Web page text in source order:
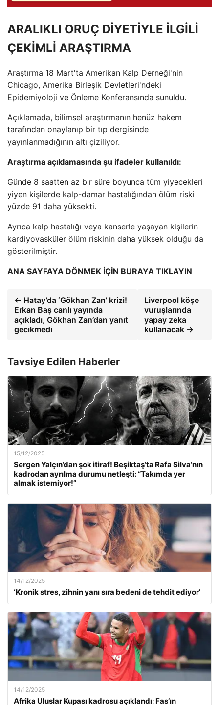
ARALIKLI ORUÇ DİYETİYLE İLGİLİ
ÇEKİMLİ ARAŞTIRMA
Araştırma 18 Mart'ta Amerikan Kalp Derneği'nin
Chicago, Amerika Birleşik Devletleri'ndeki
Epidemiyoloji ve Önleme Konferansında sunuldu.
Açıklamada, bilimsel araştırmanın henüz hakem
tarafından onaylanıp bir tıp dergisinde
yayınlanmadığının altı çiziliyor.
Araştırma açıklamasında şu ifadeler kullanıldı:
Günde 8 saatten az bir süre boyunca tüm yiyecekleri
yiyen kişilerde kalp-damar hastalığından ölüm riski
yüzde 91 daha yüksekti.
Ayrıca kalp hastalığı veya kanserle yaşayan kişilerin
kardiyovasküler ölüm riskinin daha yüksek olduğu da
gösterilmiştir.
ANA SAYFAYA DÖNMEK İÇİN BURAYA TIKLAYIN
← Hatay’da ‘Gökhan Zan’ krizi!
Erkan Baş canlı yayında
açıkladı, Gökhan Zan’dan yanıt
gecikmedi
Liverpool köşe
vuruşlarında
yapay zeka
kullanacak →
Tavsiye Edilen Haberler
15/12/2025
Sergen Yalçın’dan şok itiraf! Beşiktaş’ta Rafa Silva’nın
kadrodan ayrılma durumu netleşti: “Takımda yer
almak istemiyor!”
14/12/2025
‘Kronik stres, zihnin yanı sıra bedeni de tehdit ediyor’
14/12/2025
Afrika Uluslar Kupası kadrosu açıklandı: Fas’ın